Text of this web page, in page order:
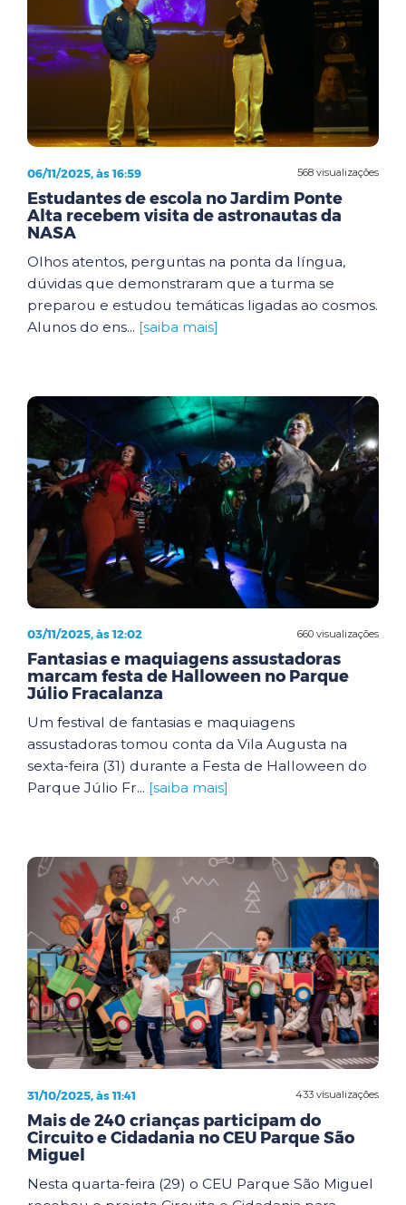
568 visualizações
06/11/2025, às 16:59
Estudantes de escola no Jardim Ponte
Alta recebem visita de astronautas da
NASA
Olhos atentos, perguntas na ponta da língua,
dúvidas que demonstraram que a turma se
preparou e estudou temáticas ligadas ao cosmos.
Alunos do ens... [saiba mais]
660 visualizações
03/11/2025, às 12:02
Fantasias e maquiagens assustadoras
marcam festa de Halloween no Parque
Júlio Fracalanza
Um festival de fantasias e maquiagens
assustadoras tomou conta da Vila Augusta na
sexta-feira (31) durante a Festa de Halloween do
Parque Júlio Fr... [saiba mais]
433 visualizações
31/10/2025, às 11:41
Mais de 240 crianças participam do
Circuito e Cidadania no CEU Parque São
Miguel
Nesta quarta-feira (29) o CEU Parque São Miguel